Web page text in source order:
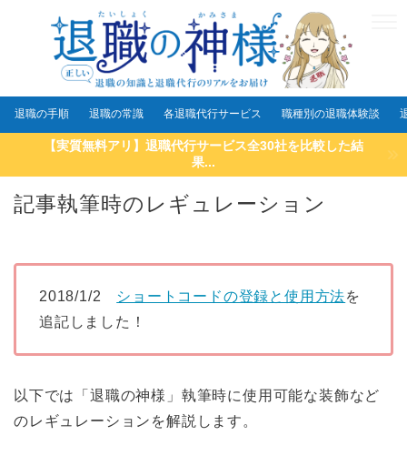
退職の手順 退職の常識 各退職代行サービス 職種別の退職体験談
【実質無料アリ】退職代行サービス全30社を比較した結
果...
記事執筆時のレギュレーション
2018/1/2 ショートコードの登録と使用方法を
追記しました！
以下では「退職の神様」執筆時に使用可能な装飾など
のレギュレーションを解説します。